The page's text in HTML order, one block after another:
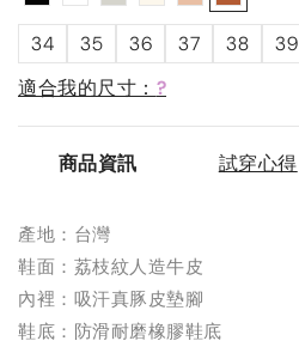
34 35 36 37 38 39
適合我的尺寸： ?
商品資訊 試穿心得
產地：台灣
鞋面：荔枝紋人造牛皮
內裡：吸汗真豚皮墊腳
鞋底：防滑耐磨橡膠鞋底